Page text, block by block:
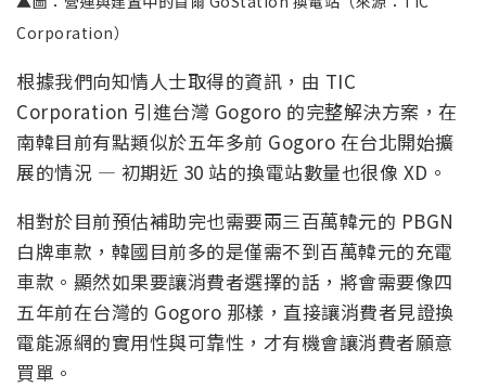
Corporation）
根據我們向知情人士取得的資訊，由 TIC
Corporation 引進台灣 Gogoro 的完整解決方案，在
南韓目前有點類似於五年多前 Gogoro 在台北開始擴
展的情況 — 初期近 30 站的換電站數量也很像 XD。
相對於目前預估補助完也需要兩三百萬韓元的 PBGN
白牌車款，韓國目前多的是僅需不到百萬韓元的充電
車款。顯然如果要讓消費者選擇的話，將會需要像四
五年前在台灣的 Gogoro 那樣，直接讓消費者見證換
電能源網的實用性與可靠性，才有機會讓消費者願意
買單。